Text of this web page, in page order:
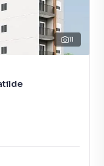
sobrados,
ou locação, além de
lançamentos na
outras regiões de
online, com
em São Paulo
11